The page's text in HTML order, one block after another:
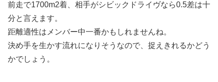
前走で1700m2着、相手がシビックドライヴなら0.5差は十
分と言えます。
距離適性はメンバー中一番かもしれませんね。
決め手を生かす流れになりそうなので、捉えきれるかどう
かでしょう。